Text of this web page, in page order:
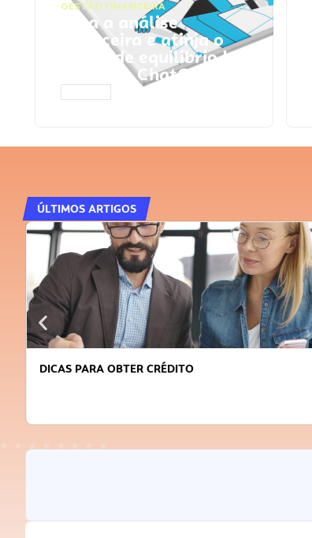
GESTÃO FINANCEIRA
Faça a análise
financeira e atinja o
ponto de equilíbrio |
Prompts ChatGPT
ÚLTIMOS ARTIGOS
DICAS PARA OBTER CRÉDITO